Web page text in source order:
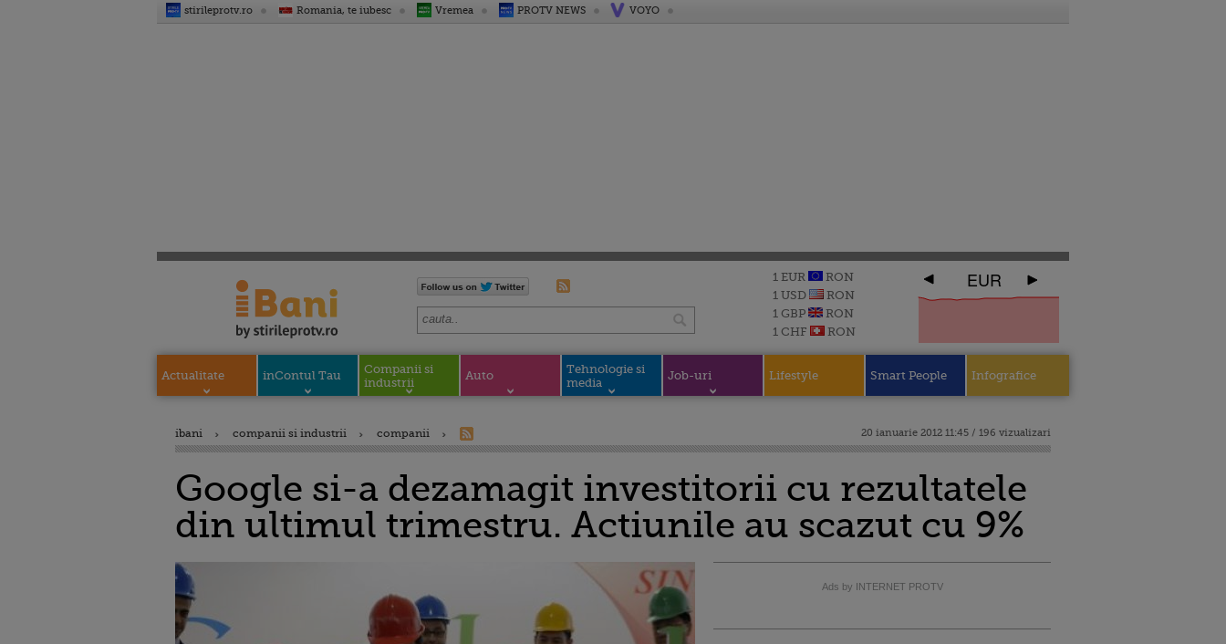
stirileprotv.ro Romania, te iubesc Vremea PROTV NEWS VOYO
1 EUR
RON
1 USD
RON
1 GBP
RON
1 CHF
RON
EUR
Actualitate inContul Tau
Companii si
industrii
Auto
Tehnologie si
media
Job-uri Lifestyle Smart People Infografice
ibani companii si industrii companii 20 ianuarie 2012 11:45 / 196 vizualizari
Google si-a dezamagit investitorii cu rezultatele
din ultimul trimestru. Actiunile au scazut cu 9%
Ads by INTERNET PROTV